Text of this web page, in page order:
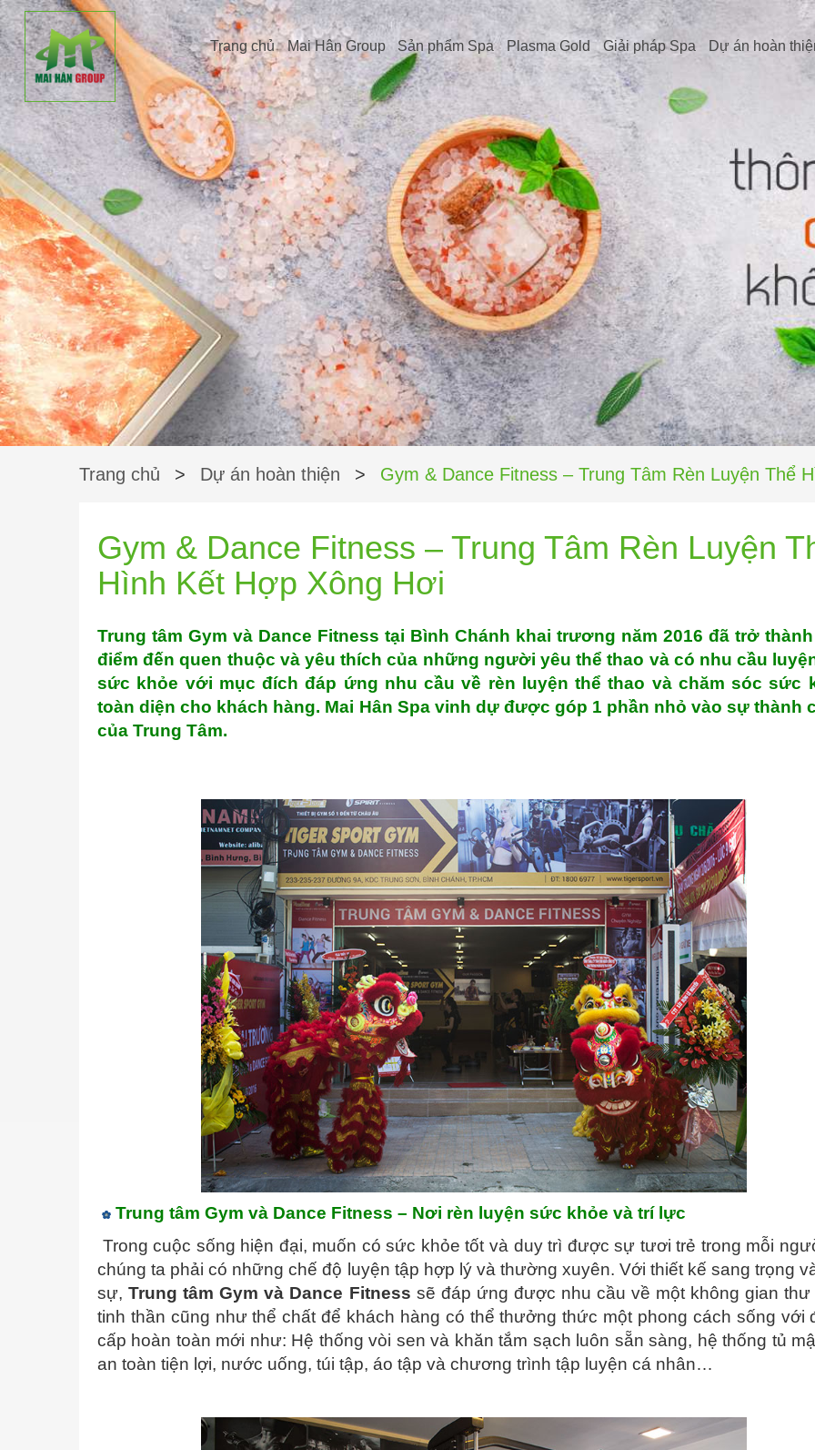
Trang chủ Mai Hân Group Sản phẩm Spa Plasma Gold Giải pháp Spa Dự án hoàn
Trang chủ > Dự án hoàn thiện > Gym & Dance Fitness – Trung Tâm Rèn Luyện Thể
Gym & Dance Fitness – Trung Tâm Rèn Luyện
Hình Kết Hợp Xông Hơi
Trung tâm Gym và Dance Fitness tại Bình Chánh khai trương năm 2016 đã trở
điểm đến quen thuộc và yêu thích của những người yêu thể thao và có nhu cầu
sức khỏe với mục đích đáp ứng nhu cầu về rèn luyện thể thao và chăm sóc sức
toàn diện cho khách hàng. Mai Hân Spa vinh dự được góp 1 phần nhỏ vào sự thành
của Trung Tâm.
Trung tâm Gym và Dance Fitness – Nơi rèn luyện sức khỏe và trí lực
Trong cuộc sống hiện đại, muốn có sức khỏe tốt và duy trì được sự tươi trẻ trong mỗi
chúng ta phải có những chế độ luyện tập hợp lý và thường xuyên. Với thiết kế sang trọng
sự,Trung tâm Gym và Dance Fitness sẽ đáp ứng được nhu cầu về một không gian thư
tinh thần cũng như thể chất để khách hàng có thể thưởng thức một phong cách sống với
cấp hoàn toàn mới như: Hệ thống vòi sen và khăn tắm sạch luôn sẵn sàng, hệ thống tủ
an toàn tiện lợi, nước uống, túi tập, áo tập và chương trình tập luyện cá nhân…